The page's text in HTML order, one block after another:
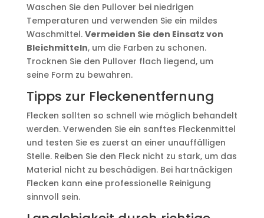
Waschen Sie den Pullover bei niedrigen
Temperaturen und verwenden Sie ein mildes
Waschmittel. Vermeiden Sie den Einsatz von
Bleichmitteln, um die Farben zu schonen.
Trocknen Sie den Pullover flach liegend, um
seine Form zu bewahren.
Tipps zur Fleckenentfernung
Flecken sollten so schnell wie möglich behandelt
werden. Verwenden Sie ein sanftes Fleckenmittel
und testen Sie es zuerst an einer unauffälligen
Stelle. Reiben Sie den Fleck nicht zu stark, um das
Material nicht zu beschädigen. Bei hartnäckigen
Flecken kann eine professionelle Reinigung
sinnvoll sein.